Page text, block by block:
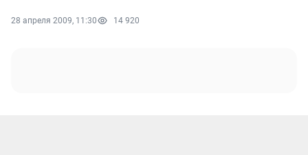
28 апреля 2009, 11:30 14 920